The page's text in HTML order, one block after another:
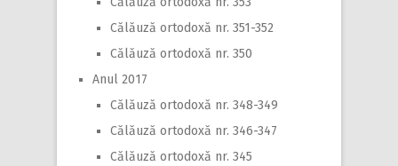
Călăuză ortodoxă nr. 351-352
Călăuză ortodoxă nr. 350
Anul 2017
Călăuză ortodoxă nr. 348-349
Călăuză ortodoxă nr. 346-347
Călăuză ortodoxă nr. 345